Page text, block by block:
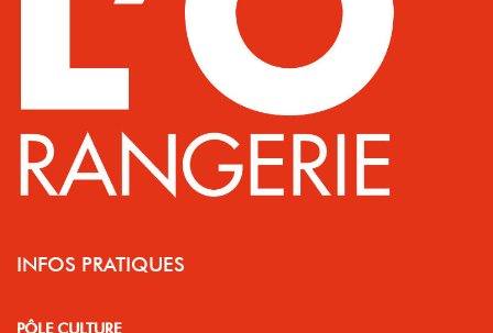
INFOS PRATIQUES
PÔLE CULTURE